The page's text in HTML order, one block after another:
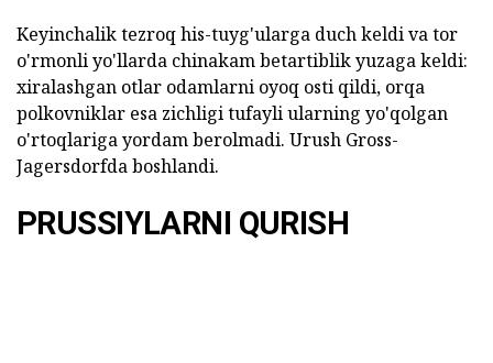
Keyinchalik tezroq his-tuyg'ularga duch keldi va tor
o'rmonli yo'llarda chinakam betartiblik yuzaga keldi:
xiralashgan otlar odamlarni oyoq osti qildi, orqa
polkovniklar esa zichligi tufayli ularning yo'qolgan
o'rtoqlariga yordam berolmadi. Urush Gross-
Jagersdorfda boshlandi.
PRUSSIYLARNI QURISH